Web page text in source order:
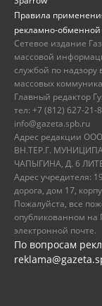
Правила
рекламно-
Сетевое издание
массовой
службой по
массовых
Главный редактор
тел: +7 (812) 627-
info@gazeta.spb.ru
Адрес редакции ООО
ВН.ТЕР.Г.
ЧАПЫГИНА, Д. 6
Адрес учредителя:
дорога, дом 17,
Пожалуйста, все
опубликованном на
электронной почте.
По вопросам